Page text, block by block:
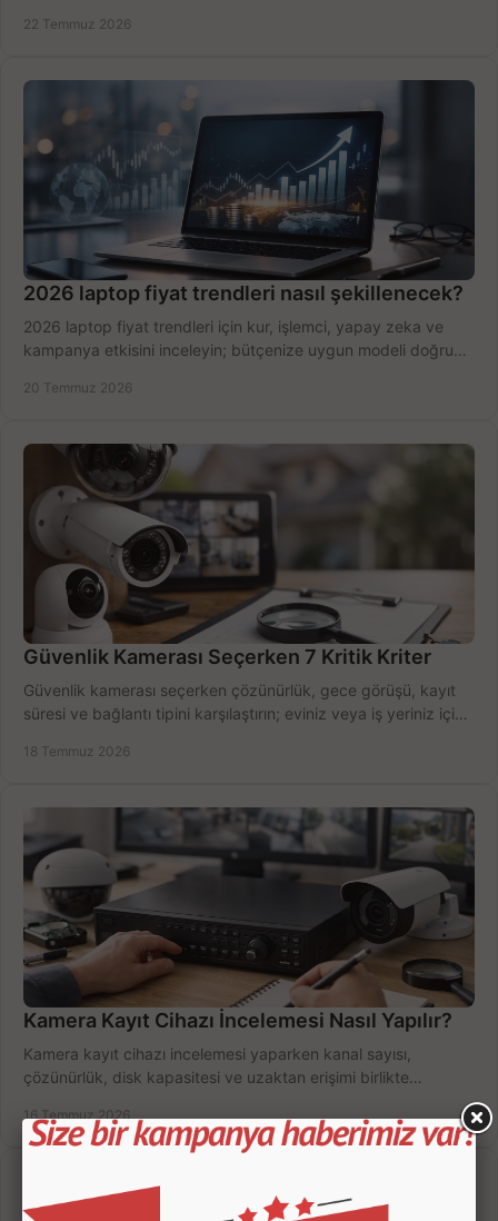
22 Temmuz 2026
2026 laptop fiyat trendleri nasıl şekillenecek?
2026 laptop fiyat trendleri için kur, işlemci, yapay zeka ve
kampanya etkisini inceleyin; bütçenize uygun modeli doğru
20 Temmuz 2026
Güvenlik Kamerası Seçerken 7 Kritik Kriter
Güvenlik kamerası seçerken çözünürlük, gece görüşü, kayıt
süresi ve bağlantı tipini karşılaştırın; eviniz veya iş yeriniz için
18 Temmuz 2026
Kamera Kayıt Cihazı İncelemesi Nasıl Yapılır?
Kamera kayıt cihazı incelemesi yaparken kanal sayısı,
çözünürlük, disk kapasitesi ve uzaktan erişimi birlikte
16 Temmuz 2026